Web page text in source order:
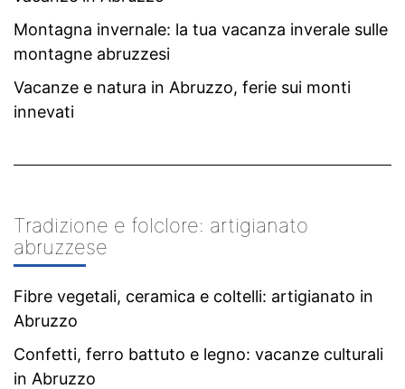
Montagna invernale: la tua vacanza inverale sulle
montagne abruzzesi
Vacanze e natura in Abruzzo, ferie sui monti
innevati
Tradizione e folclore: artigianato
abruzzese
Fibre vegetali, ceramica e coltelli: artigianato in
Abruzzo
Confetti, ferro battuto e legno: vacanze culturali
in Abruzzo